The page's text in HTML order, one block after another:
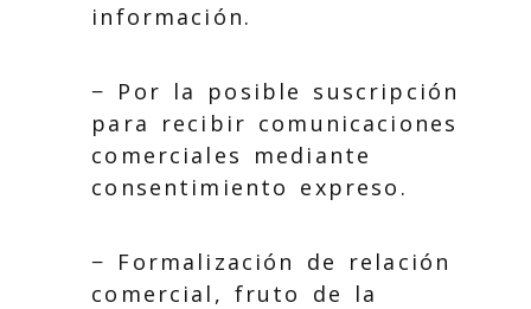
información.
− Por la posible suscripción
para recibir comunicaciones
comerciales mediante
consentimiento expreso.
− Formalización de relación
comercial, fruto de la